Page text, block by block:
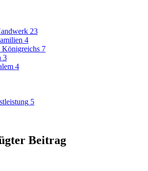
23
4
Königreichs 7
3
4
5
Beitrag